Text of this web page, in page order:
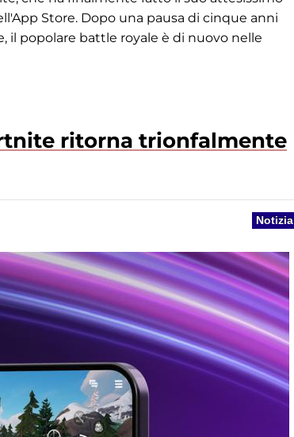
Store. Dopo una pausa di cinque anni
il popolare battle royale è di nuovo nelle
ritorna trionfalmente
Notizia